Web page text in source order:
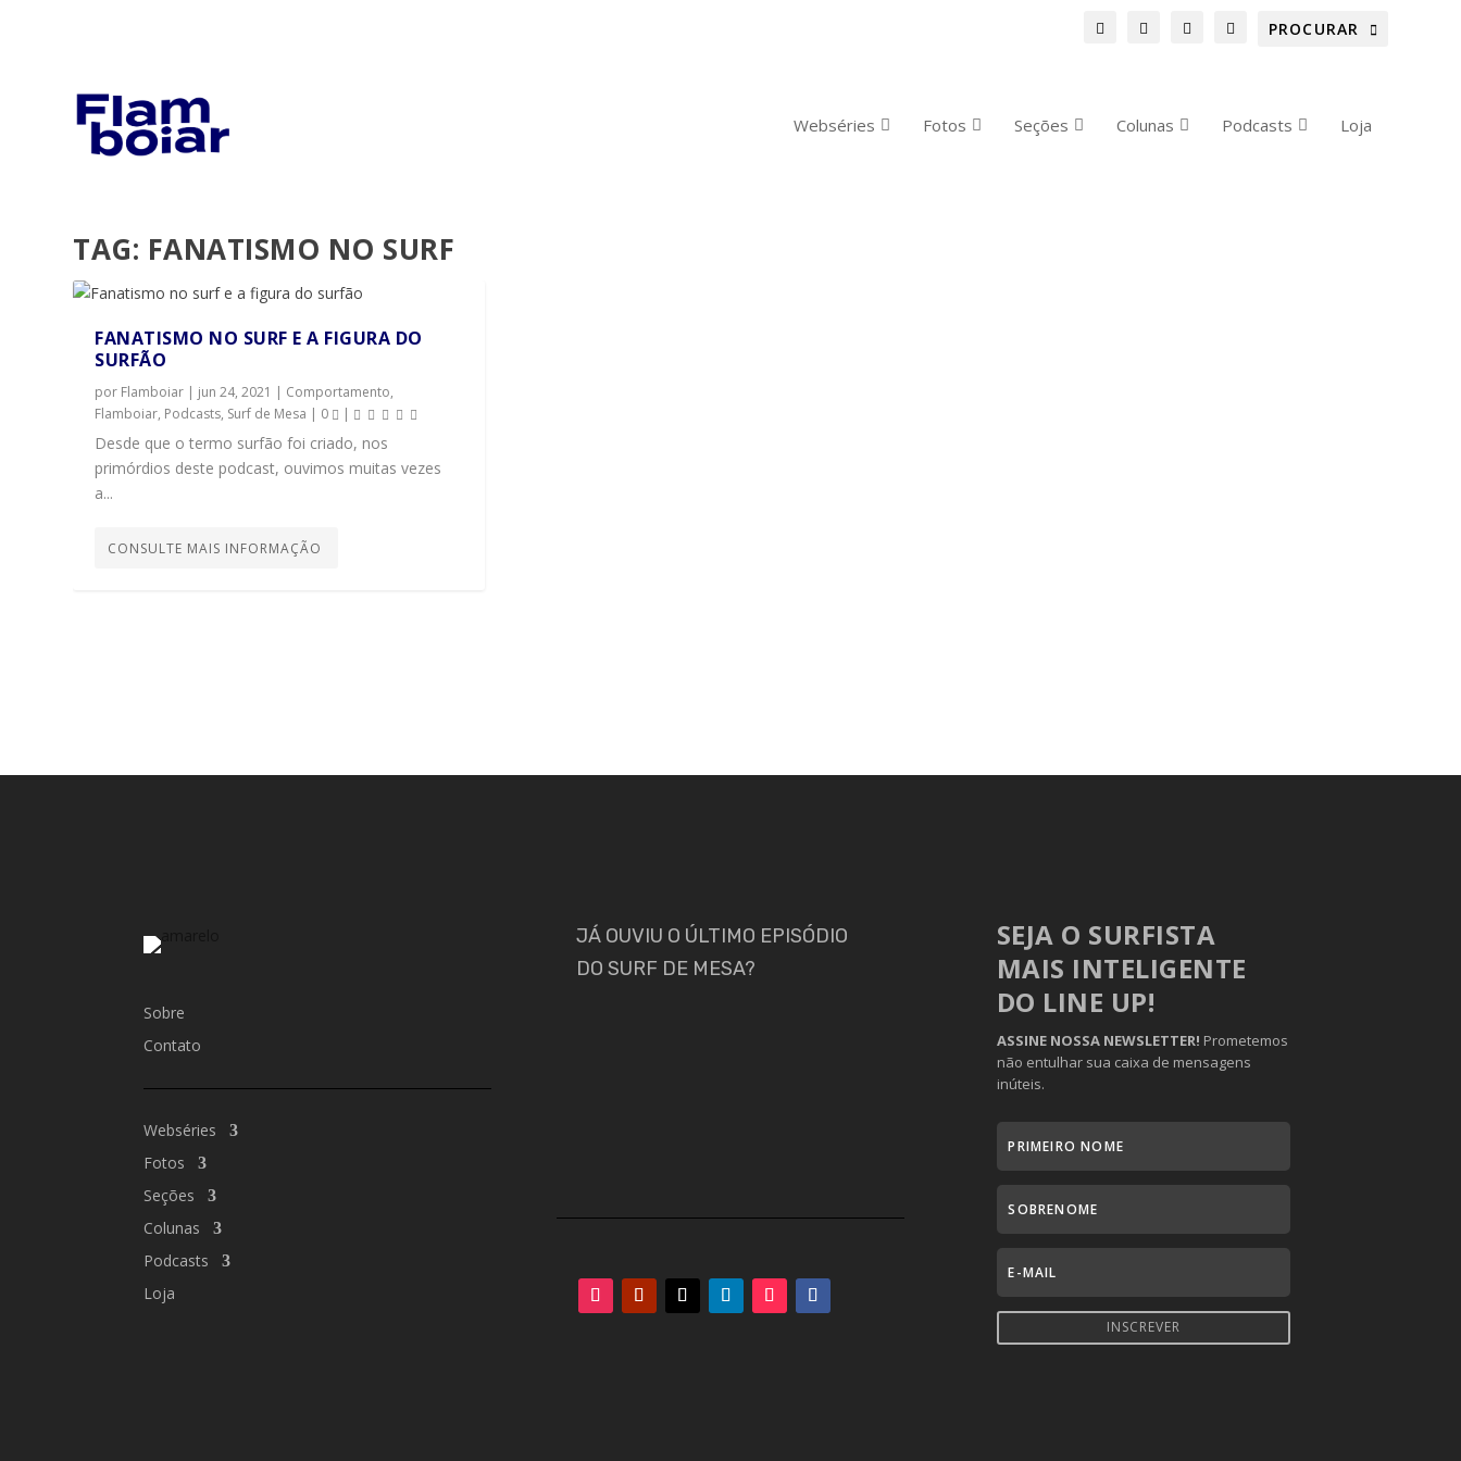
Webséries Fotos Seções Colunas Podcasts Loja
TAG: FANATISMO NO SURF
FANATISMO NO SURF E A FIGURA DO
SURFÃO
por Flamboiar | jun 24, 2021 | Comportamento,
Flamboiar, Podcasts, Surf de Mesa | 0 |
Desde que o termo surfão foi criado, nos
primórdios deste podcast, ouvimos muitas vezes
a...
CONSULTE MAIS INFORMAÇÃO
Sobre
Contato
Webséries
Fotos
Seções
Colunas
Podcasts
Loja
JÁ OUVIU O ÚLTIMO EPISÓDIO
DO SURF DE MESA?
SEJA O SURFISTA
MAIS INTELIGENTE
DO LINE UP!
ASSINE NOSSA NEWSLETTER! Prometemos
não entulhar sua caixa de mensagens
inúteis.
INSCREVER